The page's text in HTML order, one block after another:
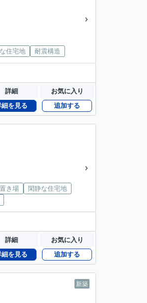
住宅地 耐震構造
詳細 お気に入り
細を見る 追加する
き場
閑静な住宅地
詳細 お気に入り
細を見る 追加する
新築